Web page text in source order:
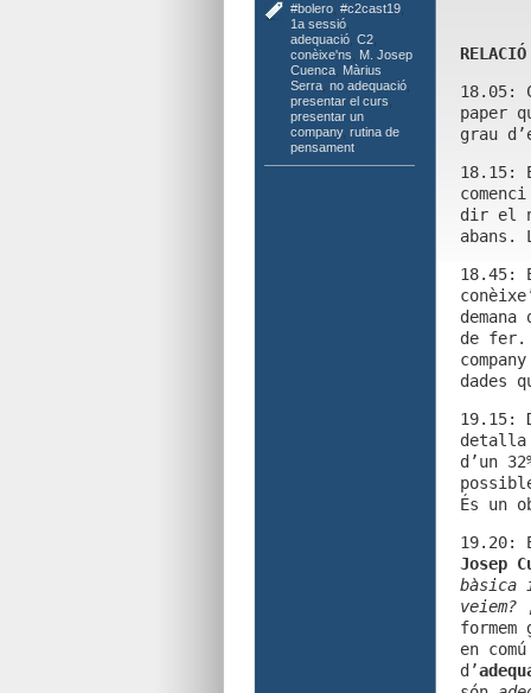
#bolero, #c2cast19,
1a sessió,
adequació, C2,
conèixe'ns
M. Josep
Cuenca, Màrius
Serra, no adequació,
presentar el curs
presentar un
company, rutina de
pensament
18.05:
paper
grau
18.15:
dir el
abans.
18.45:
de fer.
dades
19.15:
detalla
d’un
És un
19.20:
Josep
bàsica
veiem?
en
d’